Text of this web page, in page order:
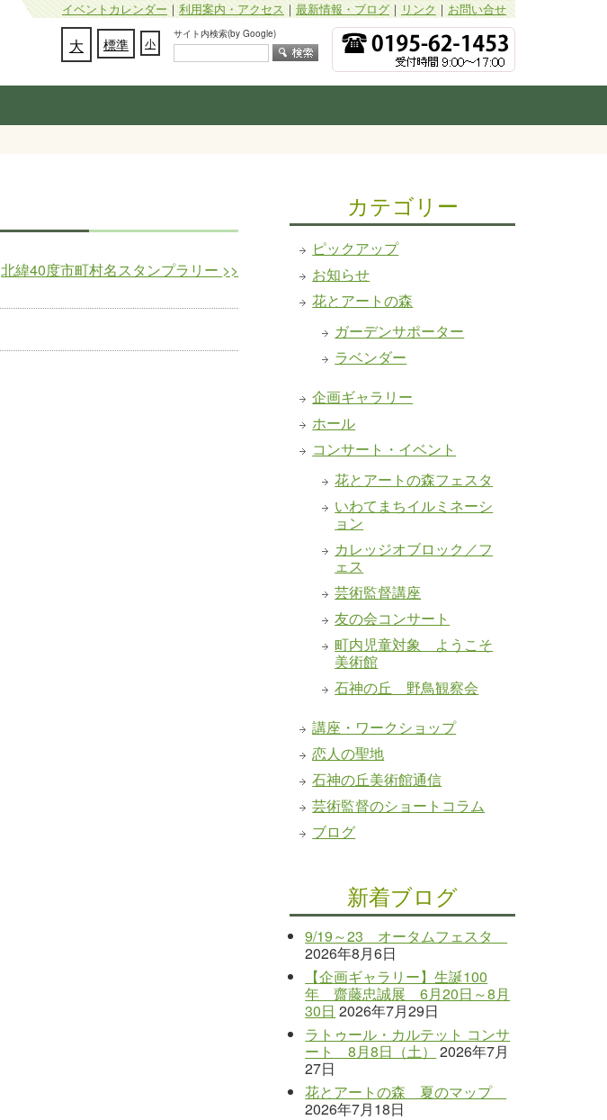
イベントカレンダー｜利用案内・アクセス｜最新情報・ブログ｜リンク｜お問い合せ
サイト内検索(by Google)
大 標準 小
北緯40度市町村名スタンプラリー >>
カテゴリー
ピックアップ
お知らせ
花とアートの森
ガーデンサポーター
ラベンダー
企画ギャラリー
ホール
コンサート・イベント
花とアートの森フェスタ
いわてまちイルミネーシ
ョン
カレッジオブロック／フ
ェス
芸術監督講座
友の会コンサート
町内児童対象 ようこそ
美術館
石神の丘 野鳥観察会
講座・ワークショップ
恋人の聖地
石神の丘美術館通信
芸術監督のショートコラム
ブログ
新着ブログ
9/19～23 オータムフェスタ
2026年8月6日
【企画ギャラリー】生誕100
年 齋藤忠誠展 6月20日～8月
30日 2026年7月29日
ラトゥール・カルテット コンサ
ート 8月8日（土）
2026年7月
27日
花とアートの森 夏のマップ
2026年7月18日